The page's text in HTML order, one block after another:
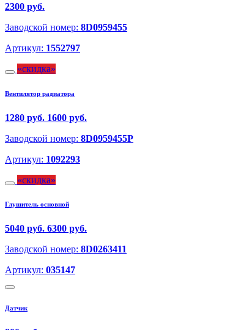
2300 руб.
Заводской номер: 8D0959455
Артикул: 1552797
скидка
Вентилятор радиатора
1280 руб. 1600 руб.
Заводской номер: 8D0959455P
Артикул: 1092293
скидка
Глушитель основной
5040 руб. 6300 руб.
Заводской номер: 8D0263411
Артикул: 035147
Датчик